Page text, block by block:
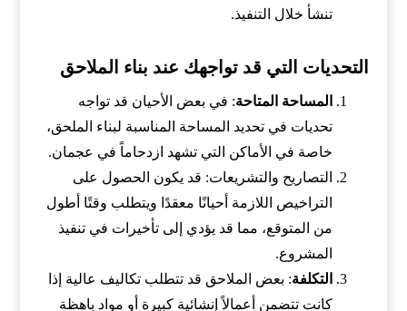
تنشأ خلال التنفيذ.
التحديات التي قد تواجهك عند بناء الملاحق
المساحة المتاحة: في بعض الأحيان قد تواجه
تحديات في تحديد المساحة المناسبة لبناء الملحق،
خاصة في الأماكن التي تشهد ازدحاماً في عجمان.
التصاريح والتشريعات: قد يكون الحصول على
التراخيص اللازمة أحيانًا معقدًا ويتطلب وقتًا أطول
من المتوقع، مما قد يؤدي إلى تأخيرات في تنفيذ
المشروع.
التكلفة: بعض الملاحق قد تتطلب تكاليف عالية إذا
كانت تتضمن أعمالاً إنشائية كبيرة أو مواد باهظة